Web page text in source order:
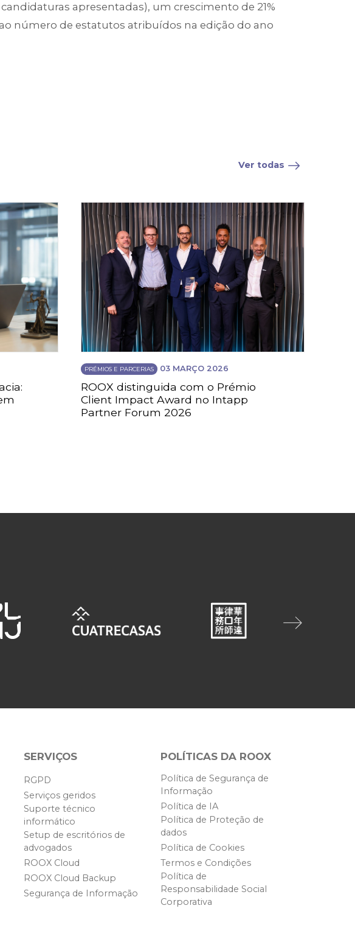
apresentadas), um crescimento de 21%
número de estatutos atribuídos na edição do ano
Ver todas
PRÉMIOS E PARCERIAS 03 MARÇO 2026
ROOX distinguida com o Prémio
Client Impact Award no Intapp
Partner Forum 2026
SERVIÇOS
RGPD
Serviços geridos
Suporte técnico
informático
Setup de escritórios de
advogados
ROOX Cloud
ROOX Cloud Backup
Segurança de Informação
POLÍTICAS DA ROOX
Política de Segurança de
Informação
Política de IA
Política de Proteção de
dados
Política de Cookies
Termos e Condições
Política de
Responsabilidade Social
Corporativa